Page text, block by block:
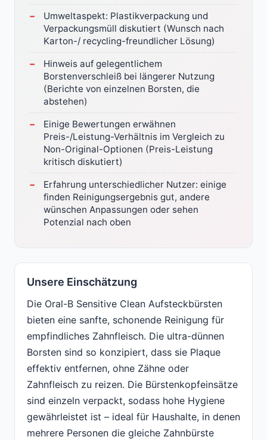
Umweltaspekt: Plastikverpackung und
Verpackungsmüll diskutiert (Wunsch nach
Karton-/ recycling-freundlicher Lösung)
Hinweis auf gelegentlichem
Borstenverschleiß bei längerer Nutzung
(Berichte von einzelnen Borsten, die
abstehen)
Einige Bewertungen erwähnen
Preis-/Leistung-Verhältnis im Vergleich zu
Non-Original-Optionen (Preis-Leistung
kritisch diskutiert)
Erfahrung unterschiedlicher Nutzer: einige
finden Reinigungsergebnis gut, andere
wünschen Anpassungen oder sehen
Potenzial nach oben
Unsere Einschätzung
Die Oral-B Sensitive Clean Aufsteckbürsten
bieten eine sanfte, schonende Reinigung für
empfindliches Zahnfleisch. Die ultra-dünnen
Borsten sind so konzipiert, dass sie Plaque
effektiv entfernen, ohne Zähne oder
Zahnfleisch zu reizen. Die Bürstenkopfeinsätze
sind einzeln verpackt, sodass hohe Hygiene
gewährleistet ist – ideal für Haushalte, in denen
mehrere Personen die gleiche Zahnbürste